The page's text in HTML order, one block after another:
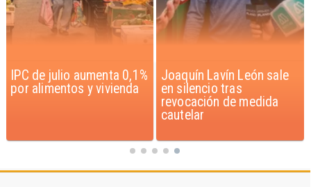
IPC de julio aumenta 0,1%
por alimentos y vivienda
Joaquín Lavín León sale
en silencio tras
revocación de medida
cautelar